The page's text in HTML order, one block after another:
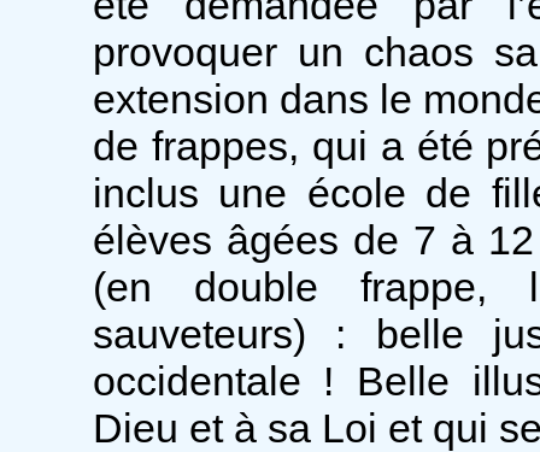
provoquer un chaos
extension dans le
de frappes, qui a été
inclus une école de
élèves âgées de 7 à
(en double frappe,
sauveteurs) : belle
occidentale ! Belle
Dieu et à sa Loi et qui